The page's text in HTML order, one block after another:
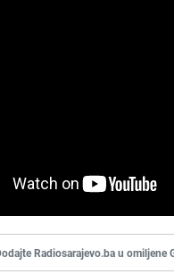
Radiosarajevo.ba u omiljene